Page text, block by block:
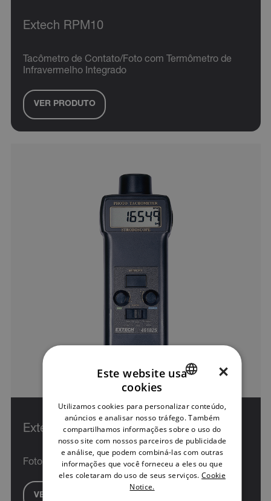
Extech RPM10
Tacômetro de Contato/Foto com Termômetro de
Infravermelho Integrado
VER PRODUTO
Extech 461825
Foto Tacômetro Combinado e Estroboscópio
VER PRODUTO
GERMAN
FRENCH
SPANISH
PORTUGUESE
×
Este website usa
cookies
Utilizamos cookies para personalizar conteúdo,
anúncios e analisar nosso tráfego. Também
compartilhamos informações sobre o uso do
nosso site com nossos parceiros de publicidade
e análise, que podem combiná-las com outras
informações que você forneceu a eles ou que
eles coletaram do uso de seus serviços. Cookie
Notice.